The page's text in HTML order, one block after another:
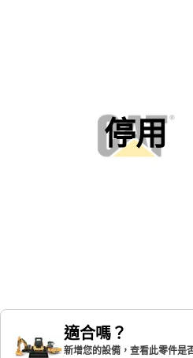
停用
適合嗎？
新增您的設備，查看此零件是